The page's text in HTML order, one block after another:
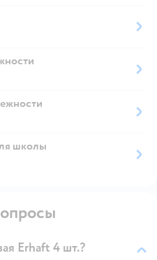
школы
Erhaft 4 шт.?